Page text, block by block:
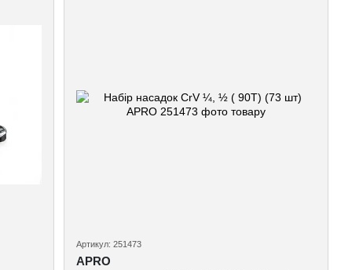
Артикул: 251473
APRO